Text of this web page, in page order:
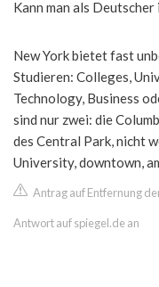
Kann man als
New York bietet fast
Studieren: Colleges,
Technology, Business
sind nur zwei: die
des Central Park, nicht
University, downtown,
Antrag auf Entfernung
Antwort auf spiegel.de an